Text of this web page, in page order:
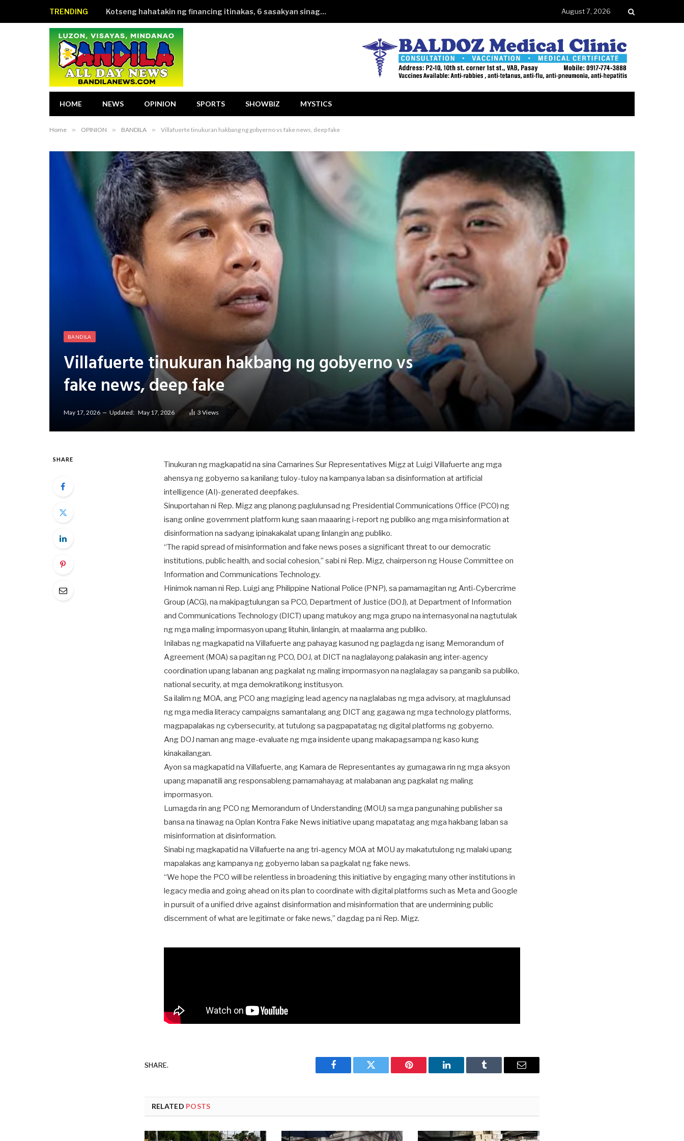
TRENDING Kotseng hahatakin ng financing itinakas, 6 sasakyan sinagasaan August 7, 2026
HOME NEWS OPINION SPORTS SHOWBIZ MYSTICS
Home » OPINION » BANDILA » Villafuerte tinukuran hakbang ng gobyerno vs fake news, deep fake
BANDILA
Villafuerte tinukuran hakbang ng gobyerno vs
fake news, deep fake
May 17, 2026 Updated: May 17, 2026 3 Views
SHARE
Tinukuran ng magkapatid na sina Camarines Sur Representatives Migz at Luigi Villafuerte ang mga
ahensya ng gobyerno sa kanilang tuloy-tuloy na kampanya laban sa disinformation at artificial
intelligence (AI)-generated deepfakes.
Sinuportahan ni Rep. Migz ang planong paglulunsad ng Presidential Communications Office (PCO) ng
isang online government platform kung saan maaaring i-report ng publiko ang mga misinformation at
disinformation na sadyang ipinakakalat upang linlangin ang publiko.
“The rapid spread of misinformation and fake news poses a significant threat to our democratic
institutions, public health, and social cohesion,” sabi ni Rep. Migz, chairperson ng House Committee on
Information and Communications Technology.
Hinimok naman ni Rep. Luigi ang Philippine National Police (PNP), sa pamamagitan ng Anti-Cybercrime
Group (ACG), na makipagtulungan sa PCO, Department of Justice (DOJ), at Department of Information
and Communications Technology (DICT) upang matukoy ang mga grupo na internasyonal na nagtutulak
ng mga maling impormasyon upang lituhin, linlangin, at maalarma ang publiko.
Inilabas ng magkapatid na Villafuerte ang pahayag kasunod ng paglagda ng isang Memorandum of
Agreement (MOA) sa pagitan ng PCO, DOJ, at DICT na naglalayong palakasin ang inter-agency
coordination upang labanan ang pagkalat ng maling impormasyon na naglalagay sa panganib sa publiko,
national security, at mga demokratikong institusyon.
Sa ilalim ng MOA, ang PCO ang magiging lead agency na naglalabas ng mga advisory, at maglulunsad
ng mga media literacy campaigns samantalang ang DICT ang gagawa ng mga technology platforms,
magpapalakas ng cybersecurity, at tutulong sa pagpapatatag ng digital platforms ng gobyerno.
Ang DOJ naman ang mage-evaluate ng mga insidente upang makapagsampa ng kaso kung
kinakailangan.
Ayon sa magkapatid na Villafuerte, ang Kamara de Representantes ay gumagawa rin ng mga aksyon
upang mapanatili ang responsableng pamamahayag at malabanan ang pagkalat ng maling
impormasyon.
Lumagda rin ang PCO ng Memorandum of Understanding (MOU) sa mga pangunahing publisher sa
bansa na tinawag na Oplan Kontra Fake News initiative upang mapatatag ang mga hakbang laban sa
misinformation at disinformation.
Sinabi ng magkapatid na Villafuerte na ang tri-agency MOA at MOU ay makatutulong ng malaki upang
mapalakas ang kampanya ng gobyerno laban sa pagkalat ng fake news.
“We hope the PCO will be relentless in broadening this initiative by engaging many other institutions in
legacy media and going ahead on its plan to coordinate with digital platforms such as Meta and Google
in pursuit of a unified drive against disinformation and misinformation that are undermining public
discernment of what are legitimate or fake news,” dagdag pa ni Rep. Migz.
SHARE.
Facebook Twitter Pinterest LinkedIn Tumblr Email
RELATED POSTS